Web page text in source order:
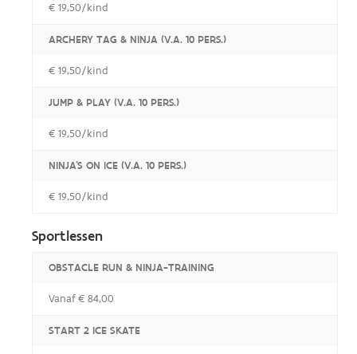
€ 19,50/kind
ARCHERY TAG & NINJA (V.A. 10 PERS.)
€ 19,50/kind
JUMP & PLAY (V.A. 10 PERS.)
€ 19,50/kind
NINJA'S ON ICE (V.A. 10 PERS.)
€ 19,50/kind
Sportlessen
OBSTACLE RUN & NINJA-TRAINING
Vanaf € 84,00
START 2 ICE SKATE